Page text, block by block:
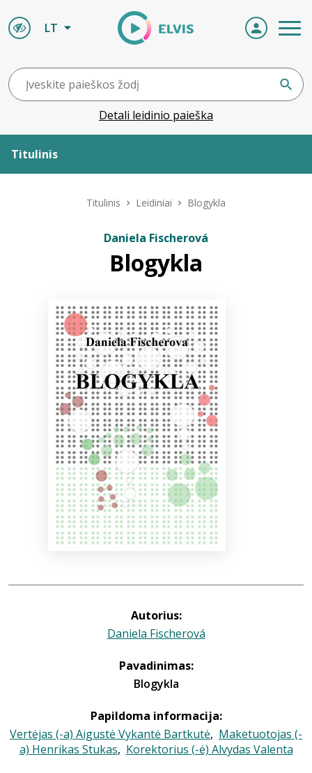
LT
Detali leidinio paieška
Titulinis
Naujienos
Bibliotekoms
+370 667 80 541
info@elvislab.lt
Titulinis Leidiniai Blogykla
Daniela Fischerová
Blogykla
Autorius:
Daniela Fischerová
Pavadinimas:
Blogykla
Papildoma informacija:
Vertėjas (-a) Aigustė Vykantė Bartkutė, Maketuotojas (-
a) Henrikas Stukas, Korektorius (-ė) Alvydas Valenta